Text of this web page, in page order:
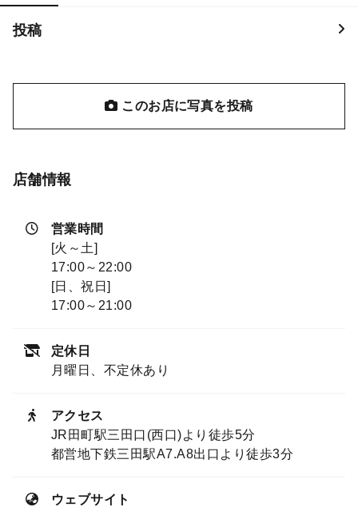
投稿
このお店に写真を投稿
店舗情報
営業時間
[火～土]
17:00～22:00
[日、祝日]
17:00～21:00
定休日
月曜日、不定休あり
アクセス
JR田町駅三田口(西口)より徒歩5分
都営地下鉄三田駅A7.A8出口より徒歩3分
ウェブサイト